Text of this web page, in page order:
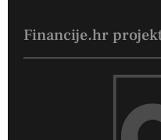
Financije.hr